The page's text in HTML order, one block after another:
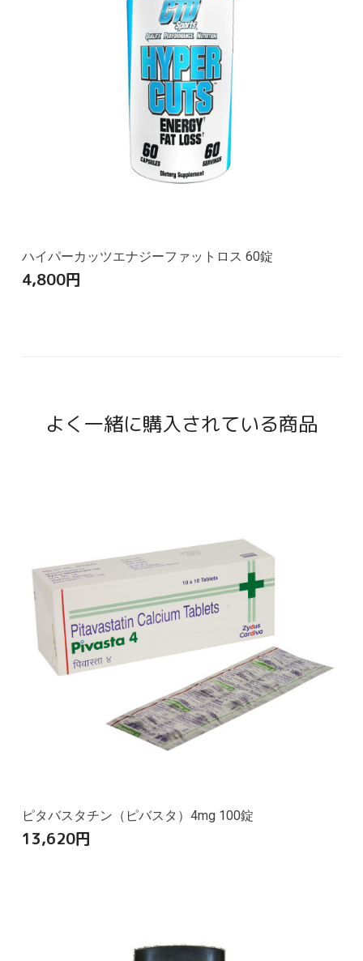
ハイパーカッツエナジーファットロス 60錠
4,800円
よく一緒に購入されている商品
ピタバスタチン（ピバスタ）4mg 100錠
13,620円